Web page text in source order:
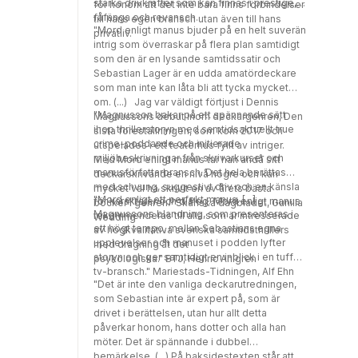
interna strider, baktaleri och strävan efter
framgång. Det handlar om hur långt vi kan gå
för kärleken, men också för att nå den
absoluta makten. "Effektfullt och
omskakande."Norrtelje tidning "Du kommer
garanterat att bli fast" Tranås-Posten
för honom att det inte bara finns förbindelser
till hans egen bransch utan även till hans
privatliv.
starka drivkrafter som kan finnas i prestige,
fåfänga och revansch.
"Mord enligt manus bjuder på en helt suverän
intrig som överraskar på flera plan samtidigt
som den är en lysande samtidssatir och
Sebastian Lager är en udda amatördeckare
som man inte kan låta bli att tycka mycket
om. (...) Jag var väldigt förtjust i Dennis
Magnussons debut inom deckargenren, Den
sista föreställningen, som kom 2017 och
utspelades i ett teaterhus fyllt av intriger.
Med Mord enligt manus tar han ändå sitt
deckarskrivande en nivå högre och kan
mycket väl ha skrivit en av årets bästa
böcker i genren." Skånska dagbladet, Gunilla
Wedding
"Magnusson bakar på ett spännande sätt
ihop thrillerstoryn med samtidsaktuellt true
crime-poddande och initierade
miljöbeskrivningar från skrivarkurser och
manusförfattarbransch. Det hela berättas
med schvung, suggestivt driv och en känsla
för karaktärer och dialog. Mord enligt manus
rekommenderas till alla som är intresserade
av högkvalitativa svenska samtidsthrillers
med dragning åt det
psykologiska." BTJ, Henric Ahlgren
"Mord enligt ett perfekt manus. [...]
Magnussons blandning, som presenteras i
ett högt tempo, mellan Sebastians egna
upplevelser och manuset i podden lyfter
storyn och ger samtidigt en inblick i en tuff
tv-bransch." Mariestads-Tidningen, Alf Ehn
"Det är inte den vanliga deckarutredningen,
som Sebastian inte är expert på, som är
drivet i berättelsen, utan hur allt detta
påverkar honom, hans dotter och alla han
möter. Det är spännande i dubbel